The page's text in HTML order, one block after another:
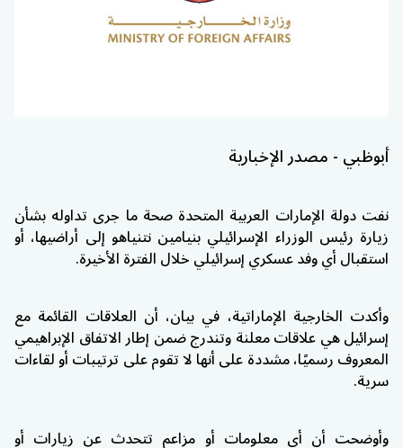
أبوظبي - مصدر الإخبارية
نفت دولة الإمارات العربية المتحدة صحة ما جرى تداوله بشأن
زيارة رئيس الوزراء الإسرائيلي بنيامين نتنياهو إلى أراضيها، أو
استقبال أي وفد عسكري إسرائيلي خلال الفترة الأخيرة.
وأكدت الخارجية الإماراتية، في بيان، أن العلاقات القائمة مع
إسرائيل هي علاقات معلنة وتندرج ضمن إطار الاتفاق الإبراهيمي
المعروف رسميًا، مشددة على أنها لا تقوم على ترتيبات أو لقاءات
سرية.
وأوضحت أن أي معلومات أو مزاعم تتحدث عن زيارات أو